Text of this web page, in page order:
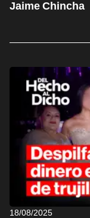
Jaime Chincha
18/08/2025